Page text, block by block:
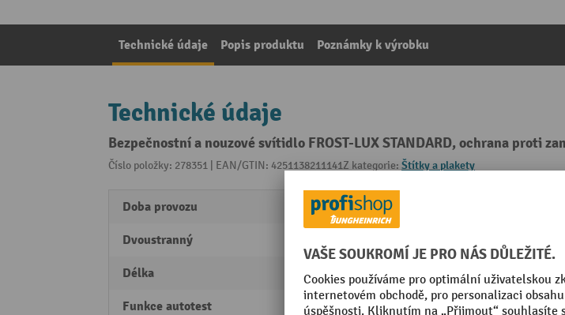
Technické údaje Popis produktu Poznámky k výrobku
Technické údaje
Bezpečnostní a nouzové svítidlo FROST-LUX STANDARD, ochrana proti
Číslo položky: 278351 | EAN/GTIN: 4251138211141Z kategorie: Štítky a plakety
Doba provozu 3 h
Dvoustranný
Délka 329 mm
Funkce autotest Ano